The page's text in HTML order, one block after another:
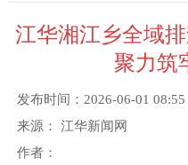
江华湘江乡全域
聚力筑
发布时间： 2026-06-01 08:55
来源： 江华新闻网
作者：